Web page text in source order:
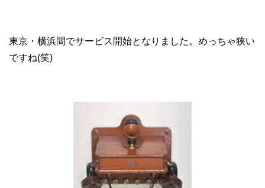
東京・横浜間でサービス開始となりました。めっちゃ狭い
ですね(笑)